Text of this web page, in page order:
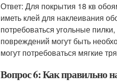
Ответ: Для покрытия 18 кв
иметь клей для наклеивания
потребоваться угольные
повреждений могут быть
могут потребоваться мягкие
Вопрос 6: Как правильно